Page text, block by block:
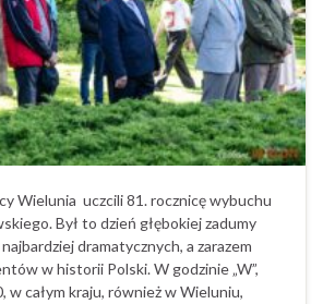
Wielunia uczcili 81. rocznicę wybuchu
Był to dzień głębokiej zadumy
dramatycznych, a zarazem
w historii Polski. W godzinie „W”,
w całym kraju, również w Wieluniu,